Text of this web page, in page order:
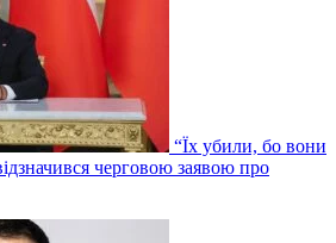
“Їх убили, бо вони
черговою заявою про